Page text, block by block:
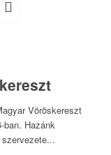
Vöröskereszt
ban. Hazánk